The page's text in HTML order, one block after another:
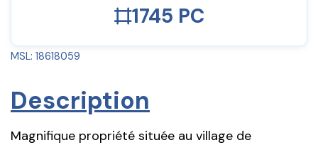
1745 PC
MSL: 18618059
Description
Magnifique propriété située au village de